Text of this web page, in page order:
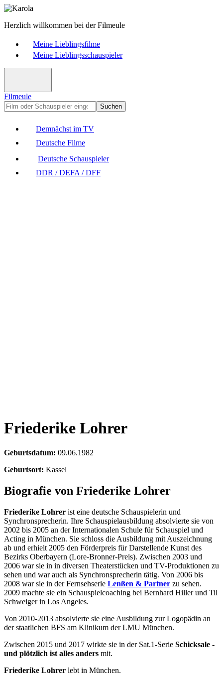
Herzlich willkommen bei der Filmeule
Meine Lieblingsfilme
Meine Lieblingsschauspieler
Filmeule
Suchen
Demnächst im TV
Deutsche Filme
Deutsche Schauspieler
DDR / DEFA / DFF
Friederike Lohrer
Geburtsdatum: 09.06.1982
Geburtsort: Kassel
Biografie von Friederike Lohrer
Friederike Lohrer ist eine deutsche Schauspielerin und
Synchronsprecherin. Ihre Schauspielausbildung absolvierte sie von
2002 bis 2005 an der Internationalen Schule für Schauspiel und
Acting in München. Sie schloss die Ausbildung mit Auszeichnung
ab und erhielt 2005 den Förderpreis für Darstellende Kunst des
Bezirks Oberbayern (Lore-Bronner-Preis). Zwischen 2003 und
2006 war sie in in diversen Theaterstücken und TV-Produktionen zu
sehen und war auch als Synchronsprecherin tätig. Von 2006 bis
2008 war sie in der Fernsehserie Lenßen & Partner zu sehen.
2009 machte sie ein Schauspielcoaching bei Bernhard Hiller und Til
Schweiger in Los Angeles.
Von 2010-2013 absolvierte sie eine Ausbildung zur Logopädin an
der staatlichen BFS am Klinikum der LMU München.
Zwischen 2015 und 2017 wirkte sie in der Sat.1-Serie Schicksale -
und plötzlich ist alles anders mit.
Friederike Lohrer lebt in München.